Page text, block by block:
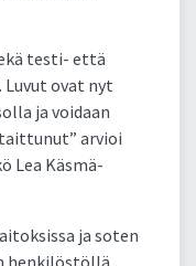
testi- että
ovat nyt
ja voidaan
arvioi
Lea Käsmä-
ja soten
henkilöstöllä